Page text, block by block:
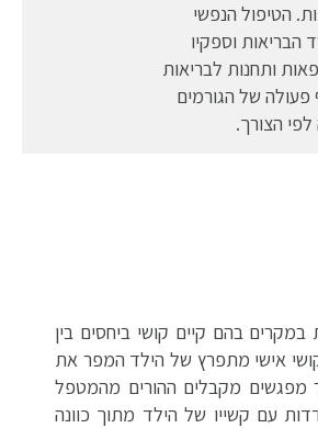
הטיפול הנפשי
הבריאות וספקיו
ותחנות לבריאות
של הגורמים
לפי הצורך.
בהם קיים קושי ביחסים בין
אישי מתפרץ של הילד המפר את
מפגשים מקבלים ההורים מהמטפל
עם קשייו של הילד מתוך כוונה